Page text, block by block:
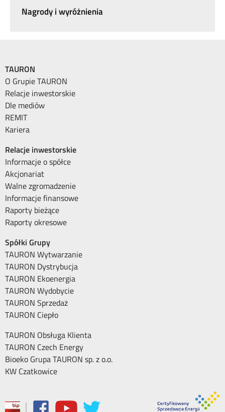
Nagrody i wyróżnienia
TAURON
O Grupie TAURON
Relacje inwestorskie
Dle mediów
REMIT
Kariera
Relacje inwestorskie
Informacje o spółce
Akcjonariat
Walne zgromadzenie
Informacje finansowe
Raporty bieżące
Raporty okresowe
Spółki Grupy
TAURON Wytwarzanie
TAURON Dystrybucja
TAURON Ekoenergia
TAURON Wydobycie
TAURON Sprzedaż
TAURON Ciepło
TAURON Obsługa Klienta
TAURON Czech Energy
Bioeko Grupa TAURON sp. z o.o.
KW Czatkowice
|